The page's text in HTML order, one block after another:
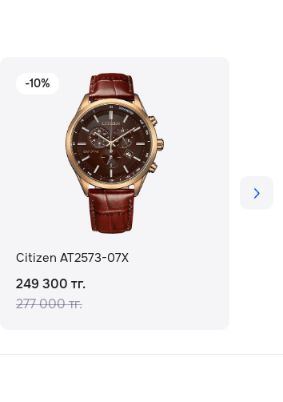
-10%
Citizen AT2573-07X
249 300 тг.
277 000 тг.